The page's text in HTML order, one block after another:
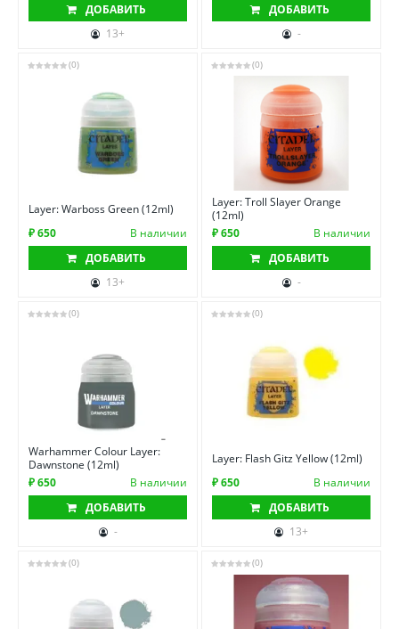
ДОБАВИТЬ
13+
ДОБАВИТЬ
-
(0)
Layer: Warboss Green (12ml)
₽ 650
В наличии
ДОБАВИТЬ
13+
(0)
Layer: Troll Slayer Orange
(12ml)
₽ 650
В наличии
ДОБАВИТЬ
-
(0)
Warhammer Colour Layer:
Dawnstone (12ml)
₽ 650
В наличии
ДОБАВИТЬ
-
(0)
Layer: Flash Gitz Yellow (12ml)
₽ 650
В наличии
ДОБАВИТЬ
13+
(0) (0)